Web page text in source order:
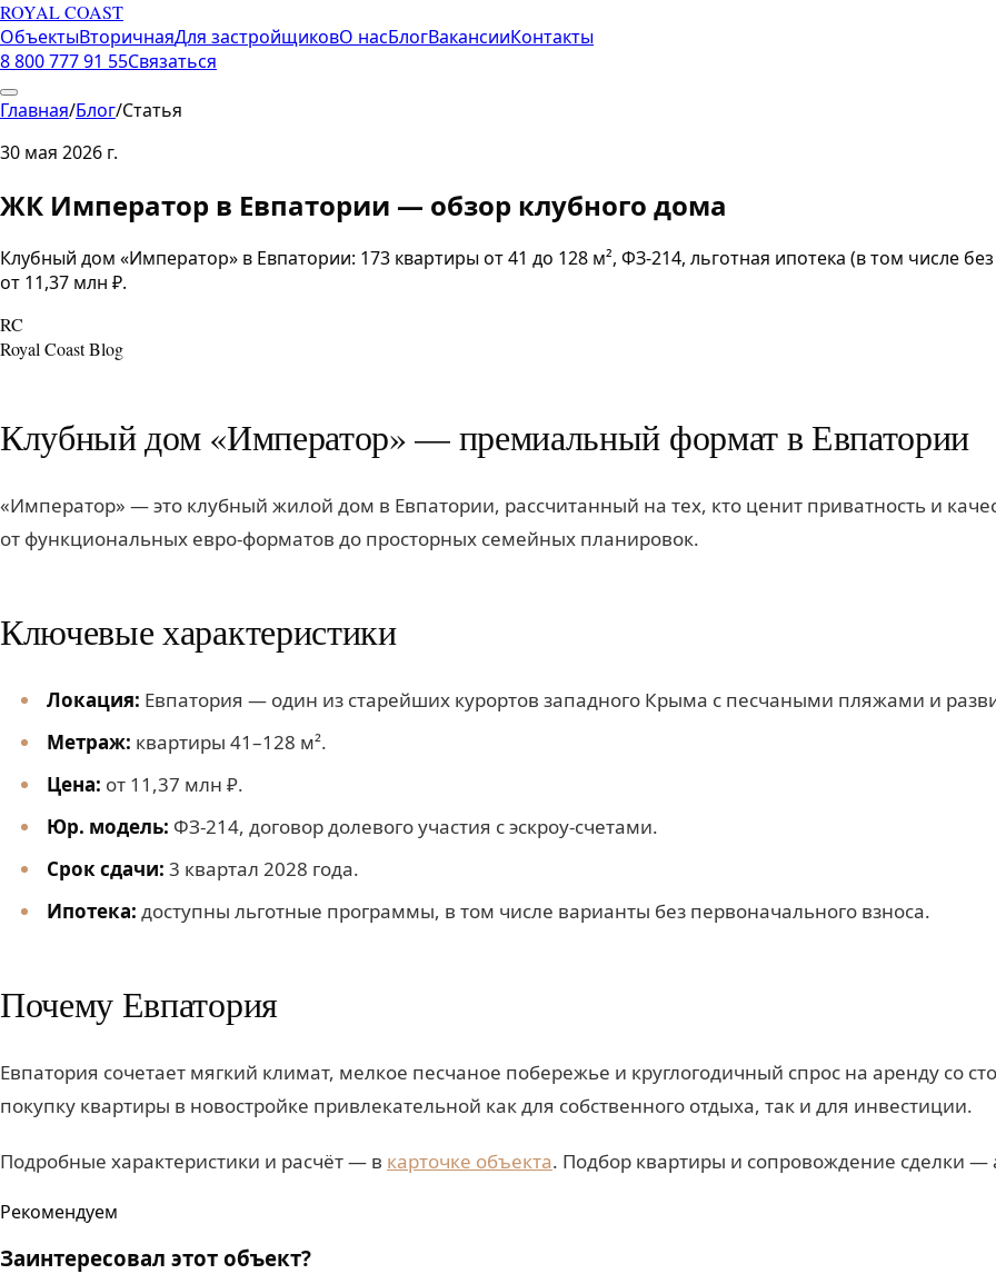
ROYAL COAST
ОбъектыВторичнаяДля застройщиковО насБлогВакансииКонтакты
8 800 777 91 55Связаться
Главная/Блог/Статья
30 мая 2026 г.
ЖК Император в Евпатории — обзор клубного дома
Клубный дом «Император» в Евпатории: 173 квартиры от 41 до 128 м², ФЗ-214, льготная ипотека (в том числе
от 11,37 млн ₽.
RC
Royal Coast Blog
Клубный дом «Император» — премиальный формат в Евпатории
«Император» — это клубный жилой дом в Евпатории, рассчитанный на тех, кто ценит приватность и
от функциональных евро-форматов до просторных семейных планировок.
Ключевые характеристики
Локация: Евпатория — один из старейших курортов западного Крыма с песчаными пляжами и
Метраж: квартиры 41–128 м².
Цена: от 11,37 млн ₽.
Юр. модель: ФЗ-214, договор долевого участия с эскроу-счетами.
Срок сдачи: 3 квартал 2028 года.
Ипотека: доступны льготные программы, в том числе варианты без первоначального взноса.
Почему Евпатория
Евпатория сочетает мягкий климат, мелкое песчаное побережье и круглогодичный спрос на аренду со
покупку квартиры в новостройке привлекательной как для собственного отдыха, так и для инвестиции.
Подробные характеристики и расчёт — в карточке объекта. Подбор квартиры и сопровождение сделки —
Рекомендуем
Заинтересовал этот объект?